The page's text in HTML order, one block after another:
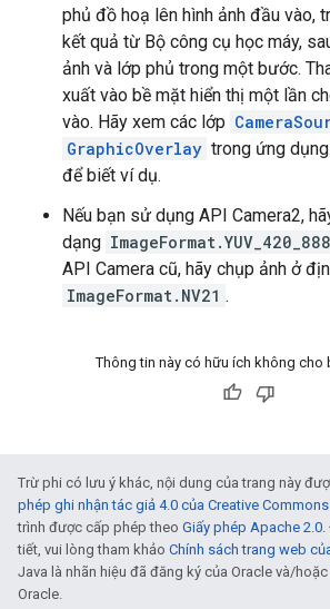
phủ đồ hoạ lên hình ảnh đầu vào,
kết quả từ Bộ công cụ học máy,
ảnh và lớp phủ trong một bước.
xuất vào bề mặt hiển thị một lần
vào. Hãy xem các lớp
GraphicOverlay trong ứng
để biết ví dụ.
Nếu bạn sử dụng API Camera2,
dạng ImageFormat.YUV_420_888
API Camera cũ, hãy chụp ảnh ở
ImageFormat.NV21 .
Thông tin này có hữu ích không cho
Trừ phi có lưu ý khác, nội dung của trang này
phép ghi nhận tác giả 4.0 của Creative Commons
trình được cấp phép theo Giấy phép Apache 2.0.
tiết, vui lòng tham khảo Chính sách trang web
Java là nhãn hiệu đã đăng ký của Oracle và/
Oracle.